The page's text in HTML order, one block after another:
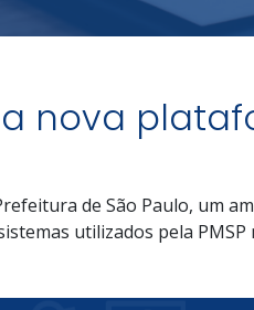
a nova
de São Paulo, um
utilizados pela